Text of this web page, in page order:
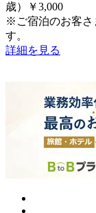
歳）￥3,000
※ご宿泊のお客さ
す。
詳細を見る